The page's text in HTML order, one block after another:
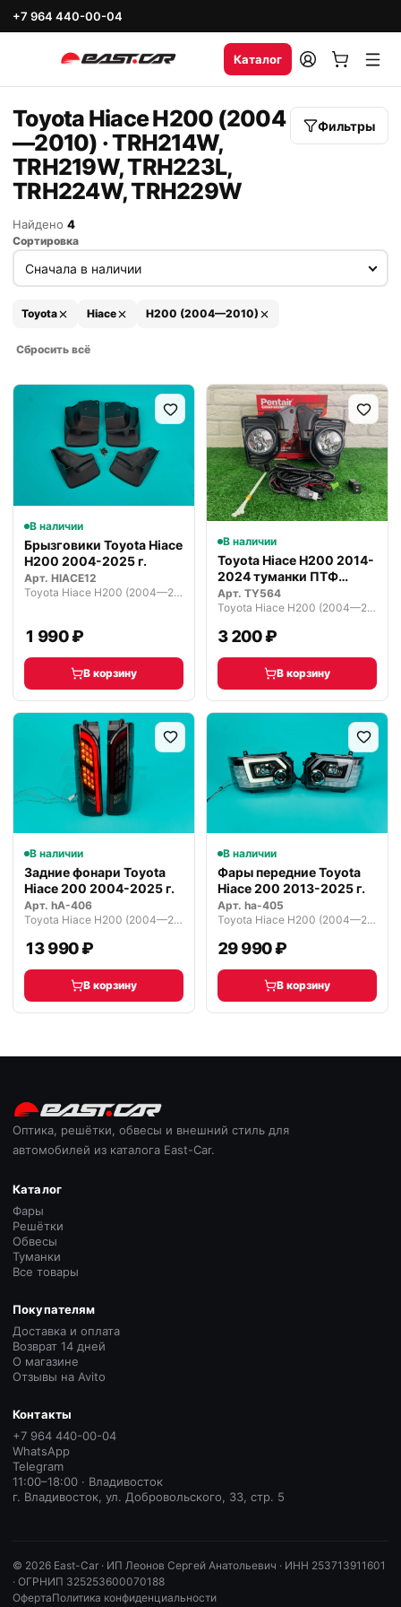
+7 964 440-00-04
Каталог
Toyota Hiace H200 (2004
—2010) · TRH214W,
TRH219W, TRH223L,
TRH224W, TRH229W
Фильтры
Найдено 4
Сортировка
Toyota Hiace H200 (2004—2010)
Сбросить всё
В наличии
Брызговики Toyota Hiace
H200 2004-2025 г.
Арт. HIACE12
Toyota Hiace H200 (2004—2010)
1 990 ₽
В корзину
В наличии
Toyota Hiace H200 2014-
2024 туманки ПТФ
комплект
Арт. TY564
Toyota Hiace H200 (2004—2010)
3 200 ₽
В корзину
В наличии
Задние фонари Toyota
Hiace 200 2004-2025 г.
Арт. hA-406
Toyota Hiace H200 (2004—2010)
13 990 ₽
В корзину
В наличии
Фары передние Toyota
Hiace 200 2013-2025 г.
Арт. ha-405
Toyota Hiace H200 (2004—2010)
29 990 ₽
В корзину
Оптика, решётки, обвесы и внешний стиль для
автомобилей из каталога East-Car.
Каталог
Фары
Решётки
Обвесы
Туманки
Все товары
Покупателям
Доставка и оплата
Возврат 14 дней
О магазине
Отзывы на Avito
Контакты
+7 964 440-00-04
WhatsApp
Telegram
11:00–18:00 · Владивосток
г. Владивосток, ул. Добровольского, 33, стр. 5
© 2026 East-Car · ИП Леонов Сергей Анатольевич · ИНН 253713911601
· ОГРНИП 325253600070188
ОфертаПолитика конфиденциальности